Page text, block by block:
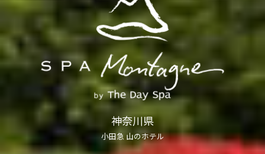
神奈川県
小田急 山のホテル